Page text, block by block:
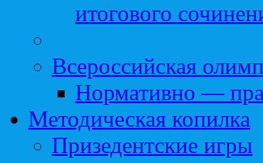
итогового
Всероссийская
Нормативно —
Методическая копилка
Призедентские игры